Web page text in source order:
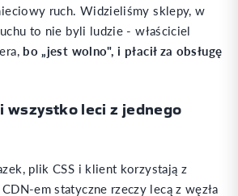
ruch. Widzieliśmy sklepy, w
to nie byli ludzie - właściciel
bo „jest wolno", i płacił za obsługę
wszystko leci z jednego
plik CSS i klient korzystają z
em statyczne rzeczy lecą z węzła